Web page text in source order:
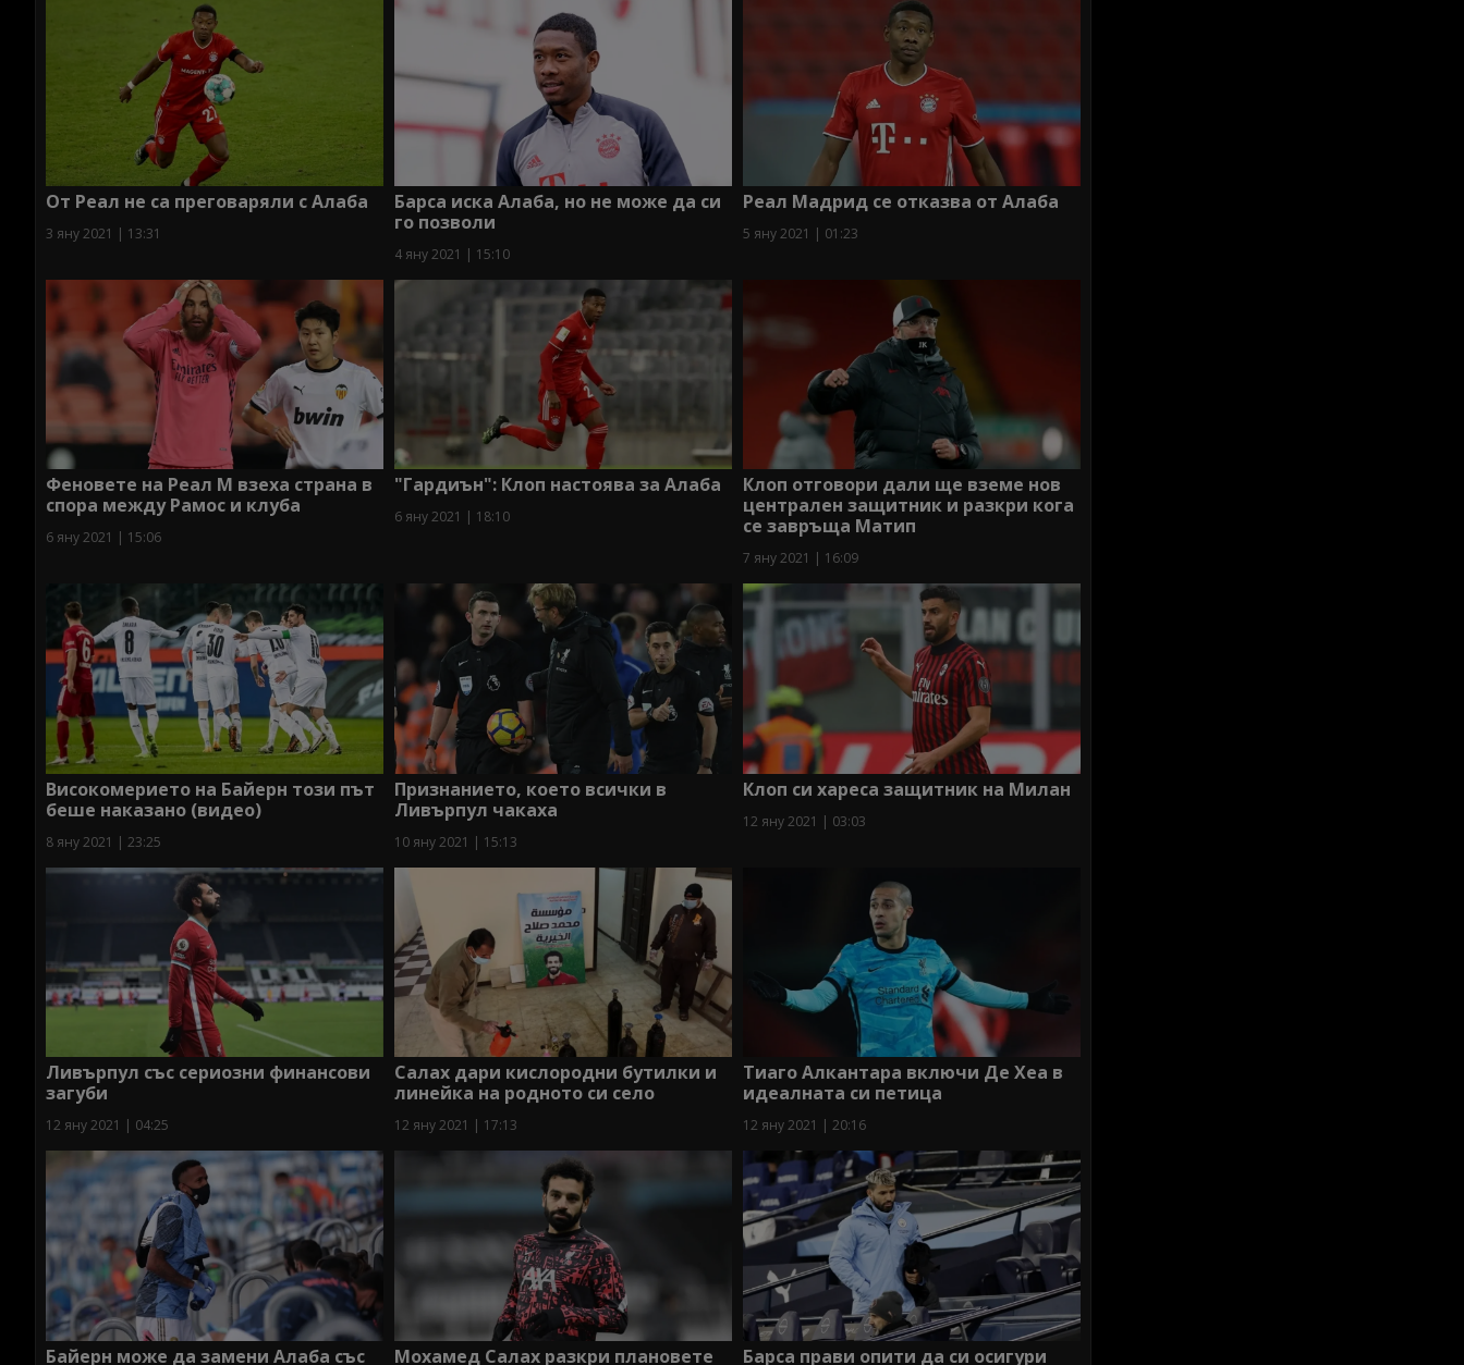
От Реал не са преговаряли с Алаба
3 яну 2021 | 13:31
Барса иска Алаба, но не може да си
го позволи
4 яну 2021 | 15:10
Реал Мадрид се отказва от Алаба
5 яну 2021 | 01:23
Феновете на Реал М взеха страна в
спора между Рамос и клуба
6 яну 2021 | 15:06
"Гардиън": Клоп настоява за Алаба
6 яну 2021 | 18:10
Клоп отговори дали ще вземе нов
централен защитник и разкри кога
се завръща Матип
7 яну 2021 | 16:09
Високомерието на Байерн този път
беше наказано (видео)
8 яну 2021 | 23:25
Признанието, което всички в
Ливърпул чакаха
10 яну 2021 | 15:13
Клоп си хареса защитник на Милан
12 яну 2021 | 03:03
Ливърпул със сериозни финансови
загуби
12 яну 2021 | 04:25
Салах дари кислородни бутилки и
линейка на родното си село
12 яну 2021 | 17:13
Тиаго Алкантара включи Де Хеа в
идеалната си петица
12 яну 2021 | 20:16
Байерн може да замени Алаба със
Мохамед Салах разкри плановете
Барса прави опити да си осигури